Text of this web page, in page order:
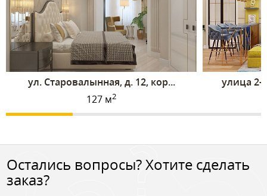
ул. Старовалынная, д. 12, кор...
127 м2
улица 2-
Остались вопросы? Хотите сделать
заказ?